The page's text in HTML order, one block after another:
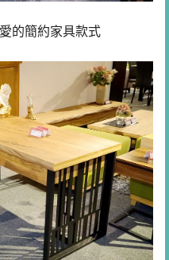
的簡約家具款式